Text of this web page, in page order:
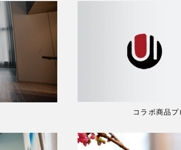
コラボ商品プ